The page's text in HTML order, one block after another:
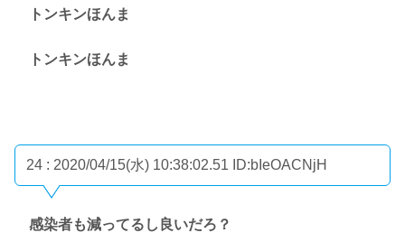
トンキンほんま
トンキンほんま
24 : 2020/04/15(水) 10:38:02.51 ID:bIeOACNjH
感染者も減ってるし良いだろ？